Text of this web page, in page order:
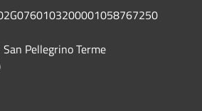
Pellegrino Terme